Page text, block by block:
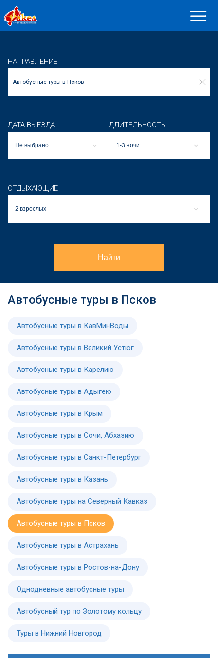
НАПРАВЛЕНИЕ
ДАТА ВЫЕЗДА
Не выбрано
ДЛИТЕЛЬНОСТЬ
1-3 ночи
ОТДЫХАЮЩИЕ
2 взрослых
Найти
Автобусные туры в Псков
Автобусные туры в КавМинВоды
Автобусные туры в Великий Устюг
Автобусные туры в Карелию
Автобусные туры в Адыгею
Автобусные туры в Крым
Автобусные туры в Сочи, Абхазию
Автобусные туры в Санкт-Петербург
Автобусные туры в Казань
Автобусные туры на Северный Кавказ
Автобусные туры в Псков
Автобусные туры в Астрахань
Автобусные туры в Ростов-на-Дону
Однодневные автобусные туры
Автобусный тур по Золотому кольцу
Туры в Нижний Новгород